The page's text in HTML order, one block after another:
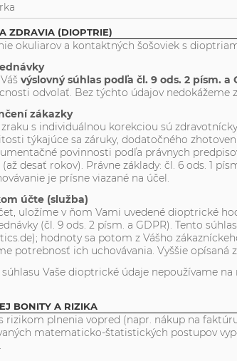
ZDRAVIA (DIOPTRIE)
okuliarov a kontaktných šošoviek s
výslovný súhlas podľa čl. 9 ods. 2 písm. a
odvolať. Bez týchto údajov nedokážeme
zákazky
s individuálnou korekciou sú
týkajúce sa záruky, dodatočného
povinnosti podľa právnych
desať rokov). Právne základy: čl. 6 ods. 1
je prísne viazané na účel.
účte (služba)
uložíme v ňom Vami uvedené dioptrické
(čl. 9 ods. 2 písm. a GDPR). Tento
hodnoty sa potom z Vášho
potrebnosť ich uchovávania. Vyššie
súhlasu Vaše dioptrické údaje
BONITY A RIZIKA
rizikom plnenia vopred (napr. nákup na
matematicko-štatistických postupov